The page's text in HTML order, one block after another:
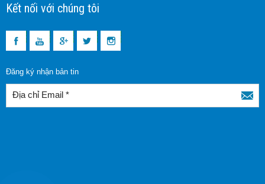
Kết nối với chúng tôi
Đăng ký nhận bản tin